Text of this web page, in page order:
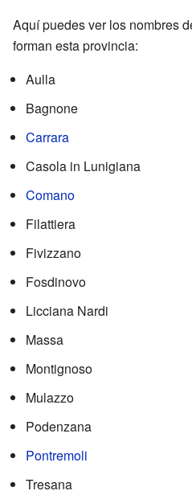
Aquí puedes ver los nombres
forman esta provincia:
Aulla
Bagnone
Carrara
Casola in Lunigiana
Comano
Filattiera
Fivizzano
Fosdinovo
Licciana Nardi
Massa
Montignoso
Mulazzo
Podenzana
Pontremoli
Tresana